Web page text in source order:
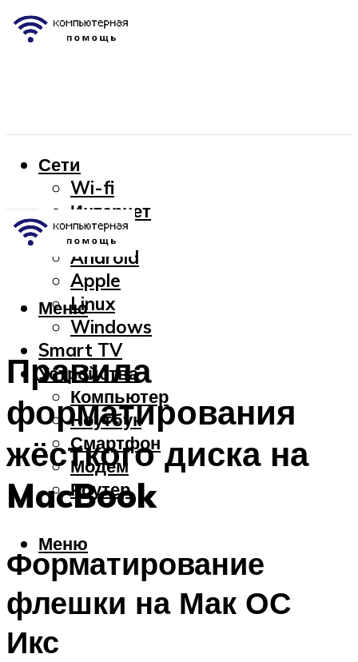
Сети
Wi-fi
Интернет
OC
Android
Apple
Linux
Windows
Smart TV
Устройства
Компьютер
Ноутбук
Смартфон
Модем
Роутер
Меню
Меню
Правила
форматирования
жёсткого диска на
MacBook
Форматирование
флешки на Мак ОС
Икс